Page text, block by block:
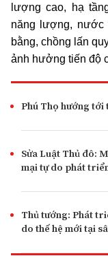
lượng cao, hạ
năng lượng, nước
bằng, chồng lấn
ảnh hưởng tiến độ
Phú Thọ hướng tới
Sửa Luật Thủ đô:
mại tự do phát
Thủ tướng: Phát
do thế hệ mới tại